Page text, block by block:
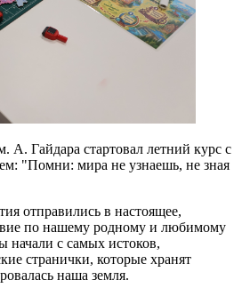
А. Гайдара стартовал летний курс с
"Помни: мира не узнаешь, не зная
отправились в настоящее,
по нашему родному и любимому
начали с самых истоков,
странички, которые хранят
наша земля.